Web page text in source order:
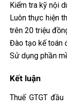
Kiểm tra kỹ nội
Luôn thực hiện
trên 20 triệu
Đào tạo kế toán
Sử dụng phần
Kết luận
Thuế GTGT